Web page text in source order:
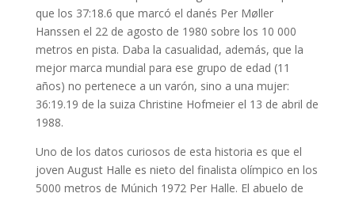
que los 37:18.6 que marcó el danés Per Møller
Hanssen el 22 de agosto de 1980 sobre los 10 000
metros en pista. Daba la casualidad, además, que la
mejor marca mundial para ese grupo de edad (11
años) no pertenece a un varón, sino a una mujer:
36:19.19 de la suiza Christine Hofmeier el 13 de abril de
1988.
Uno de los datos curiosos de esta historia es que el
joven August Halle es nieto del finalista olímpico en los
5000 metros de Múnich 1972 Per Halle. El abuelo de